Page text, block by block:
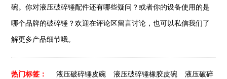
碗。你对液压破碎锤配件还有哪些疑问？或者你的设备使用的是
哪个品牌的破碎锤？欢迎在评论区留言讨论，也可以私信我们了
解更多产品细节哦。
热门标签： 液压破碎锤皮碗 液压破碎锤橡胶皮碗
液压破碎